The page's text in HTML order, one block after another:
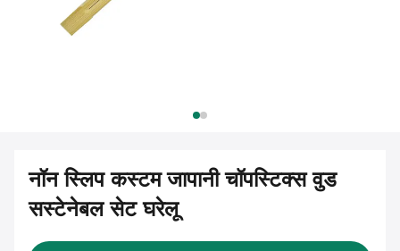
नॉन स्लिप कस्टम जापानी चॉपस्टिक्स वुड
सस्टेनेबल सेट घरेलू